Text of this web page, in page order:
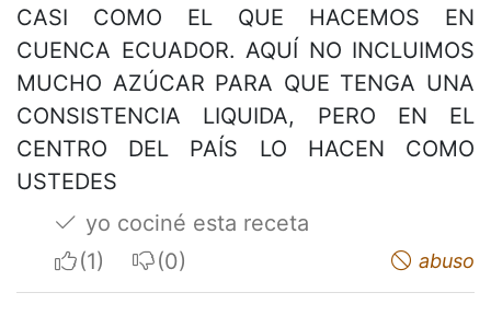
CASI COMO EL QUE HACEMOS EN
CUENCA ECUADOR. AQUÍ NO INCLUIMOS
MUCHO AZÚCAR PARA QUE TENGA UNA
CONSISTENCIA LIQUIDA, PERO EN EL
CENTRO DEL PAÍS LO HACEN COMO
USTEDES
yo cociné esta receta
I apreciateI do not appreciate abuso